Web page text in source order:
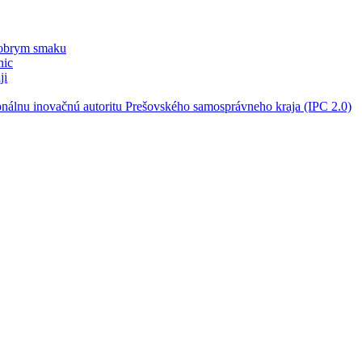
smaku
inovačnú autoritu Prešovského samosprávneho kraja (IPC 2.0)